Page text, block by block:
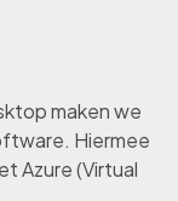
maken we
Hiermee
Azure (Virtual